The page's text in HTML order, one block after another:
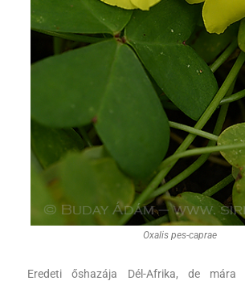
Oxalis pes-caprae
Eredeti őshazája Dél-Afrika, de